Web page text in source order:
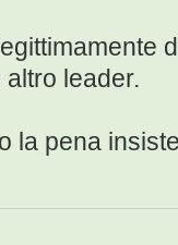
leader.
la pena